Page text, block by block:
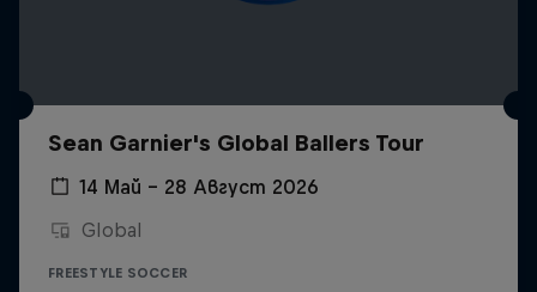
Sean Garnier's Global Ballers Tour
14 Май – 28 Август 2026
Global
FREESTYLE SOCCER